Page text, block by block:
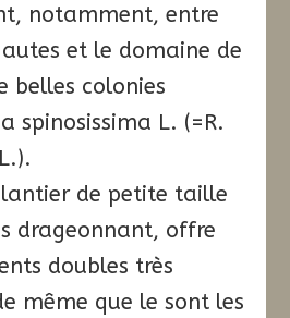
notamment, entre
et le domaine de
belles colonies
spinosissima L. (=R.
de petite taille
drageonnant, offre
doubles très
même que le sont les